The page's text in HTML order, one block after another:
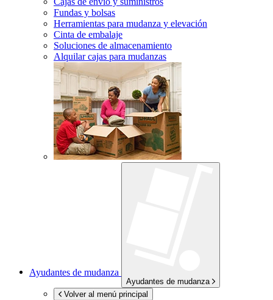
Fundas y bolsas
Herramientas para mudanza y elevación
Cinta de embalaje
Soluciones de almacenamiento
Alquilar cajas para mudanzas
Ayudantes de mudanza
Ayudantes de mudanza
Volver al menú principal